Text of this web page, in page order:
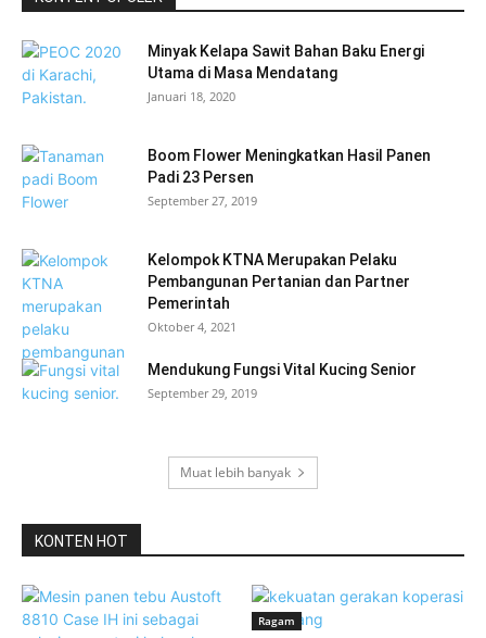
Minyak Kelapa Sawit Bahan Baku Energi
Utama di Masa Mendatang
Januari 18, 2020
Boom Flower Meningkatkan Hasil Panen
Padi 23 Persen
September 27, 2019
Kelompok KTNA Merupakan Pelaku
Pembangunan Pertanian dan Partner
Pemerintah
Oktober 4, 2021
Mendukung Fungsi Vital Kucing Senior
September 29, 2019
Muat lebih banyak
KONTEN HOT
Ragam